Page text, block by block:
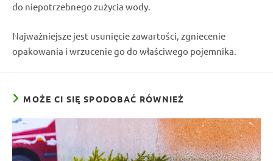
do niepotrzebnego zużycia wody.
Najważniejsze jest usunięcie zawartości, zgniecenie
opakowania i wrzucenie go do właściwego pojemnika.
MOŻE CI SIĘ SPODOBAĆ RÓWNIEŻ